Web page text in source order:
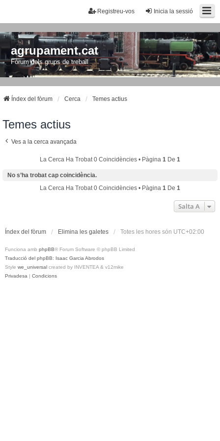
Inicia la sessió
Registreu-vos
agrupament.cat
Fòrum dels grups de treball
Índex del fòrum Cerca Temes actius
Temes actius
Ves a la cerca avançada
La Cerca Ha Trobat 0 Coincidències • Pàgina 1 De 1
No s’ha trobat cap coincidència.
La Cerca Ha Trobat 0 Coincidències • Pàgina 1 De 1
Salta A
Índex del fòrum Elimina les galetes Totes les hores són UTC+02:00
Funciona amb phpBB® Forum Software © phpBB Limited
Traducció del phpBB: Isaac Garcia Abrodos
Style we_universal created by INVENTEA & v12mike
Privadesa | Condicions